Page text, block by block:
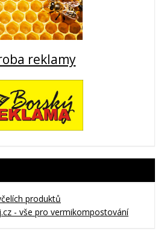
reklamy
produktů
- vše pro vermikompostování